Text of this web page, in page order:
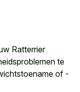
Ratterrier
te
of -